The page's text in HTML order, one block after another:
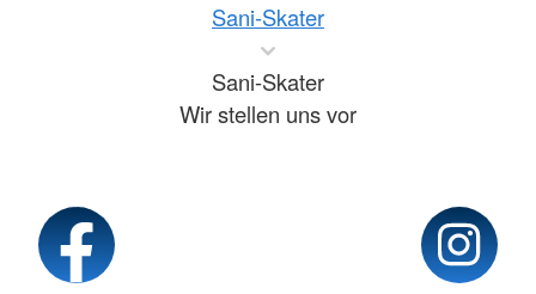
Sani-Skater
Sani-Skater
Wir stellen uns vor